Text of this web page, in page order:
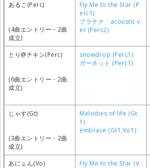
あるこ(Perc)
(4曲エントリー・2曲
成立)
Fly Me to the Star (P
erc1)
プラチナ acoustic v
er (Perc2)
とり@チキン(Perc)
(6曲エントリー・2曲
成立)
snowdrop (Perc1)
ガーネット (Perc1)
じゃす(Gt)
(3曲エントリー・2曲
成立)
Melodies of life (Gt
1)
embrace (Gt1,Vo1)
あにょん(Vo)
Fly Me to the Star (V